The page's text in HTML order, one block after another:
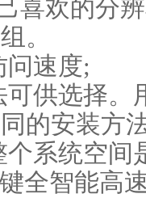
喜欢的分
。
问速度;
可供选择
的安装方
个系统空间
全智能高